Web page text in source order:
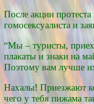
После акции
гомосексуалиста и
“Мы – туристы,
плакаты и знаки на
Поэтому вам лучше
Нахалы! Приезжают
чего у тебя пижама